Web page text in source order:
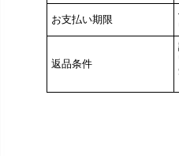
お支払い期限
返品条件